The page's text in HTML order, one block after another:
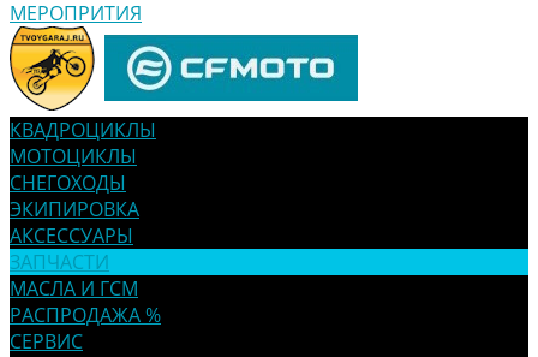
МЕРОПРИТИЯ
КВАДРОЦИКЛЫ
МОТОЦИКЛЫ
СНЕГОХОДЫ
ЭКИПИРОВКА
АКСЕССУАРЫ
ЗАПЧАСТИ
МАСЛА И ГСМ
РАСПРОДАЖА %
СЕРВИС